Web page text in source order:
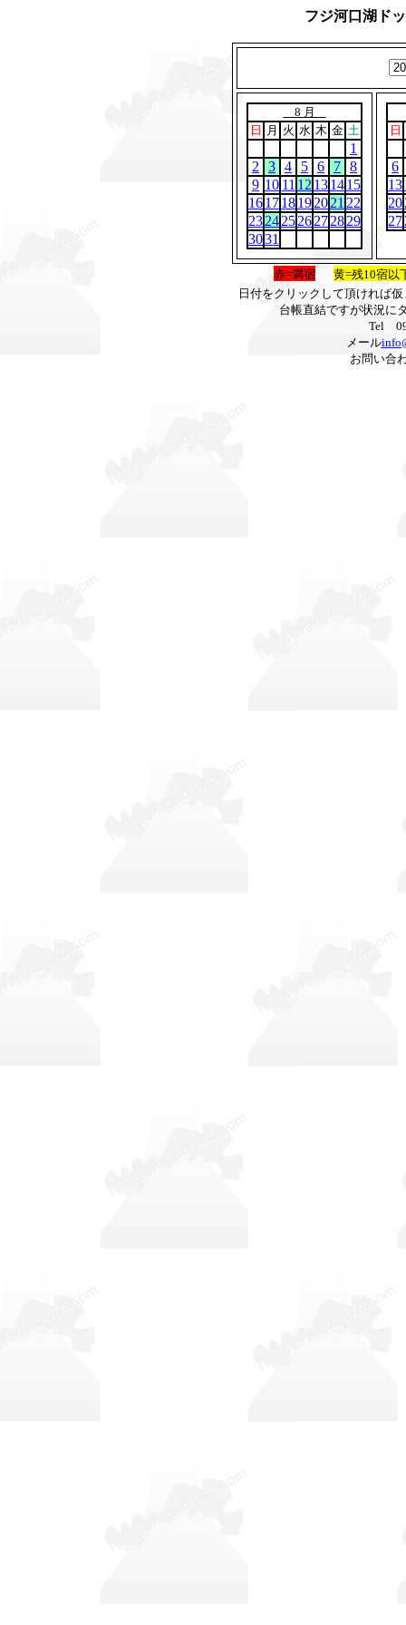
フジ河口湖ド
8 月
日
月 火 水 木 金 土
1
2
3 4 5 6 7 8
9 10 11 12 131415
161718192021 22
23242526272829
3031
日
6
13
20
27
赤=満宿
黄=残10宿以
日付をクリックして頂ければ
台帳直結ですが状況に
Tel
メール
お問い合